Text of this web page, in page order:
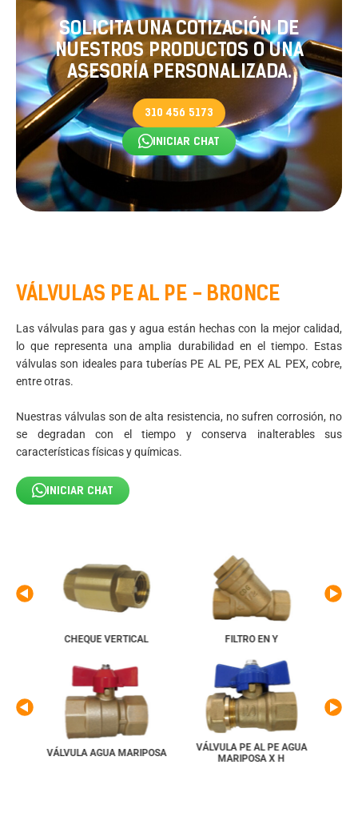
SOLICITA UNA COTIZACIÓN DE
NUESTROS PRODUCTOS O UNA
ASESORÍA PERSONALIZADA.
310 456 5173
INICIAR CHAT
VÁLVULAS PE AL PE - BRONCE
Las válvulas para gas y agua están hechas con la mejor calidad,
lo que representa una amplia durabilidad en el tiempo. Estas
válvulas son ideales para tuberías PE AL PE, PEX AL PEX, cobre,
entre otras.
Nuestras válvulas son de alta resistencia, no sufren corrosión, no
se degradan con el tiempo y conserva inalterables sus
características físicas y químicas.
INICIAR CHAT
CHEQUE VERTICAL FILTRO EN Y
VÁLVULA AGUA MARIPOSA
VÁLVULA PE AL PE AGUA
MARIPOSA X H